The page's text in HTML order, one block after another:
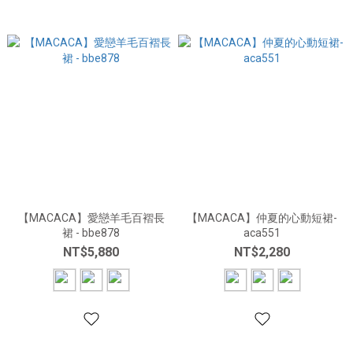
【MACACA】愛戀羊毛百褶長
裙 - bbe878
NT$5,880
【MACACA】仲夏的心動短裙-
aca551
NT$2,280